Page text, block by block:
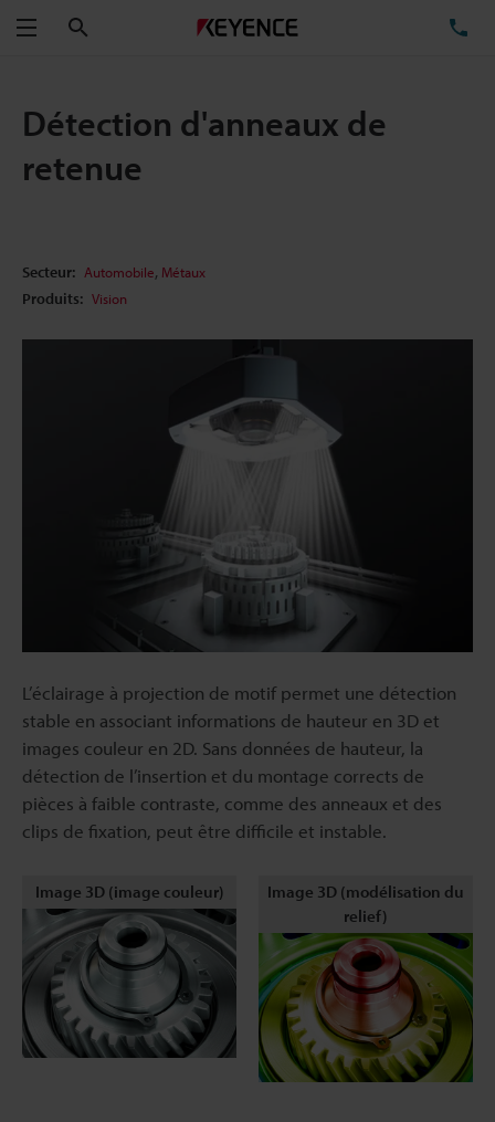
Menu
Détection d'anneaux de
retenue
Secteur: Automobile, Métaux
Produits: Vision
L’éclairage à projection de motif permet une détection
stable en associant informations de hauteur en 3D et
images couleur en 2D. Sans données de hauteur, la
détection de l’insertion et du montage corrects de
pièces à faible contraste, comme des anneaux et des
clips de fixation, peut être difficile et instable.
Image 3D (image couleur)
Image 3D (modélisation du
relief)